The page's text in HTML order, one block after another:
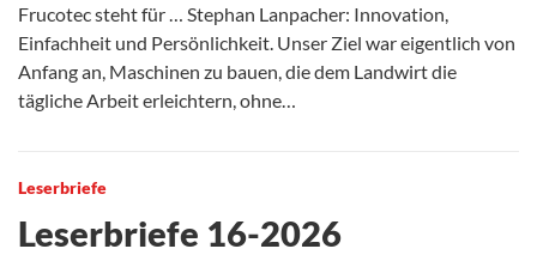
Frucotec steht für … Stephan Lanpacher: Innovation,
Einfachheit und Persönlichkeit. Unser Ziel war eigentlich von
Anfang an, Maschinen zu bauen, die dem Landwirt die
tägliche Arbeit erleichtern, ohne…
Leserbriefe
Leserbriefe 16-2026